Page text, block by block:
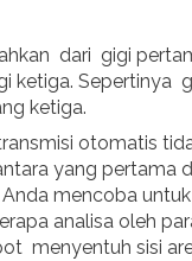
dari gigi
ketiga. Sepertinya
ketiga.
otomatis
yang pertama
mencoba
analisa oleh
menyentuh sisi